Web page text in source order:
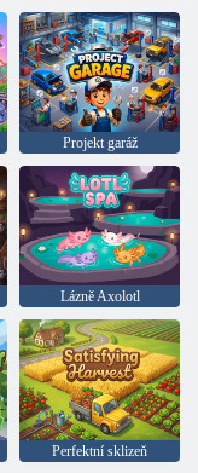
Projekt garáž
Lázně Axolotl
Perfektní sklizeň